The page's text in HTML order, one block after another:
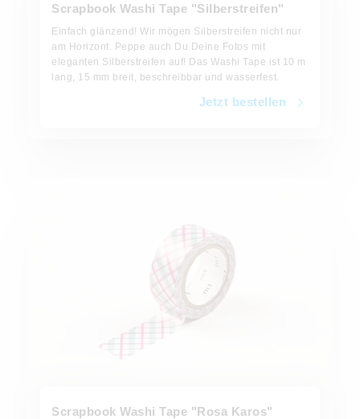
Scrapbook Washi Tape "Silberstreifen"
Einfach glänzend! Wir mögen Silberstreifen nicht nur
am Horizont. Peppe auch Du Deine Fotos mit
eleganten Silberstreifen auf! Das Washi Tape ist 10 m
lang, 15 mm breit, beschreibbar und wasserfest.
Jetzt bestellen
Scrapbook Washi Tape "Rosa Karos"